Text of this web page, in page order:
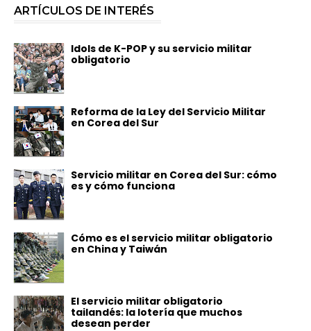
ARTÍCULOS DE INTERÉS
Idols de K-POP y su servicio militar
obligatorio
Reforma de la Ley del Servicio Militar
en Corea del Sur
Servicio militar en Corea del Sur: cómo
es y cómo funciona
Cómo es el servicio militar obligatorio
en China y Taiwán
El servicio militar obligatorio
tailandés: la lotería que muchos
desean perder